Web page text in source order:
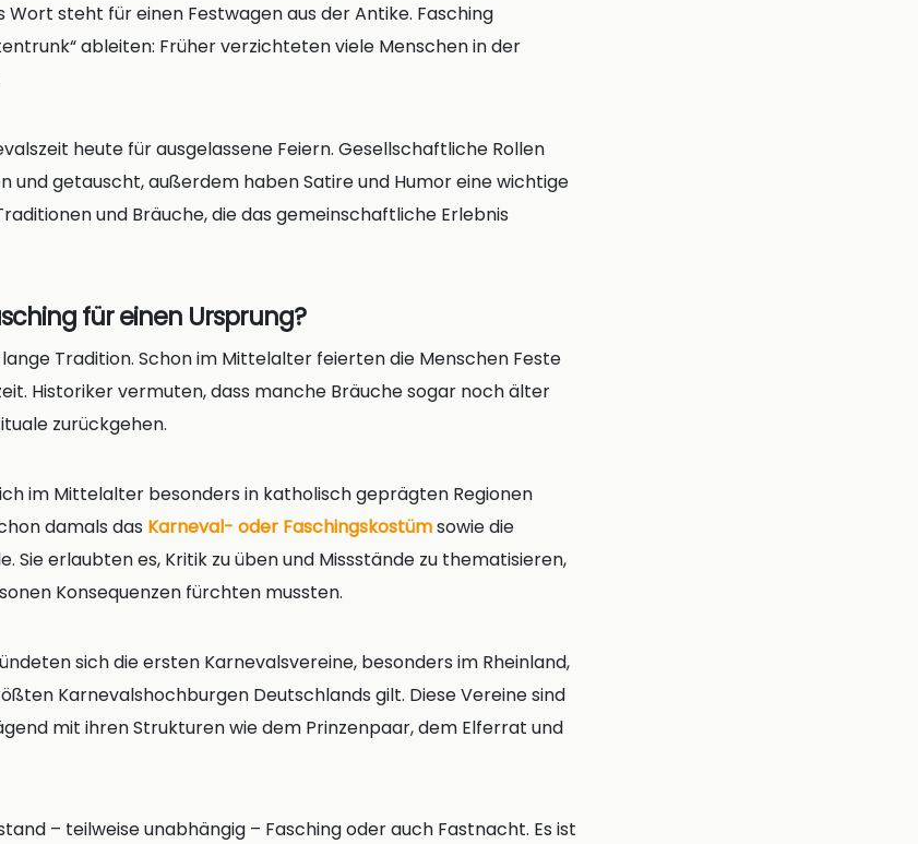
Wort steht für einen Festwagen aus der Antike. Fasching
ableiten: Früher verzichteten viele Menschen in der
heute für ausgelassene Feiern. Gesellschaftliche Rollen
und getauscht, außerdem haben Satire und Humor eine wichtige
und Bräuche, die das gemeinschaftliche Erlebnis
für einen Ursprung?
Tradition. Schon im Mittelalter feierten die Menschen Feste
Historiker vermuten, dass manche Bräuche sogar noch älter
zurückgehen.
im Mittelalter besonders in katholisch geprägten Regionen
damals das Karneval- oder Faschingskostümsowie die
Sie erlaubten es, Kritik zu üben und Missstände zu thematisieren,
Konsequenzen fürchten mussten.
sich die ersten Karnevalsvereine, besonders im Rheinland,
Karnevalshochburgen Deutschlands gilt. Diese Vereine sind
mit ihren Strukturen wie dem Prinzenpaar, dem Elferrat und
– teilweise unabhängig – Fasching oder auch Fastnacht. Es ist